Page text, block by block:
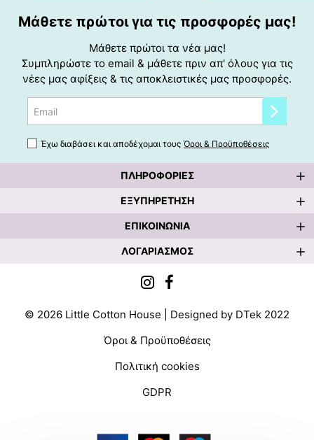
Μάθετε πρώτοι για τις προσφορές μας!
Μάθετε πρώτοι τα νέα μας!
Συμπληρώστε το email & μάθετε πριν απ' όλους για τις
νέες μας αφίξεις & τις αποκλειστικές μας προσφορές.
Έχω διαβάσει και αποδέχομαι τους Όροι & Προϋποθέσεις
ΠΛΗΡΟΦΟΡΊΕΣ
ΕΞΥΠΗΡΈΤΗΣΗ
ΕΠΙΚΟΙΝΩΝΊΑ
ΛΟΓΑΡΙΑΣΜΌΣ
© 2026 Little Cotton House | Designed by DTek 2022
Όροι & Προϋποθέσεις
Πολιτική cookies
GDPR